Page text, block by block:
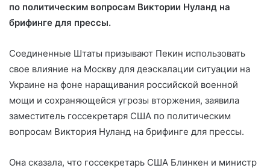
по политическим вопросам Виктории Нуланд на
брифинге для прессы.
Соединенные Штаты призывают Пекин использовать
свое влияние на Москву для деэскалации ситуации на
Украине на фоне наращивания российской военной
мощи и сохраняющейся угрозы вторжения, заявила
заместитель госсекретаря США по политическим
вопросам Виктория Нуланд на брифинге для прессы.
Она сказала, что госсекретарь США Блинкен и министр